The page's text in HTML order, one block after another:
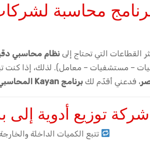
محاسبة
القطاعات التي تحتاج إلى نظام محاسبي
– مستشفيات – معامل). لذلك، إذا
، فدعني أقدّم لك برنامج Kayan المحاسبي
شركة توزيع أدوية
تتبع الكميات الداخلة